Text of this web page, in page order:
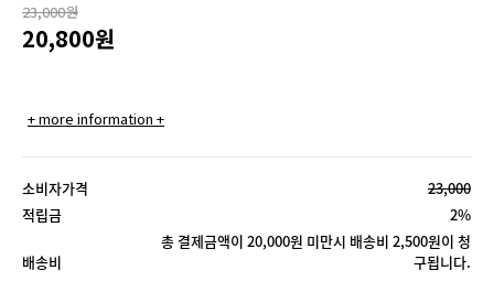
23,000원
20,800원
+ more information +
소비자가격
23,000
적립금
2%
배송비
총 결제금액이 20,000원 미만시 배송비 2,500원이 청
구됩니다.